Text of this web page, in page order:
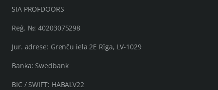
SIA PROFDOORS
Reģ. №: 40203075298
Jur. adrese: Grenču iela 2E Rīga, LV-1029
Banka: Swedbank
BIC / SWIFT: HABALV22